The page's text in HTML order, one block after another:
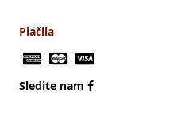
Plačila
Sledite nam